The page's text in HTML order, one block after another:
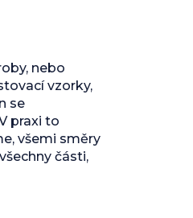
nebo
vzorky,
se
praxi to
všemi směry
části,